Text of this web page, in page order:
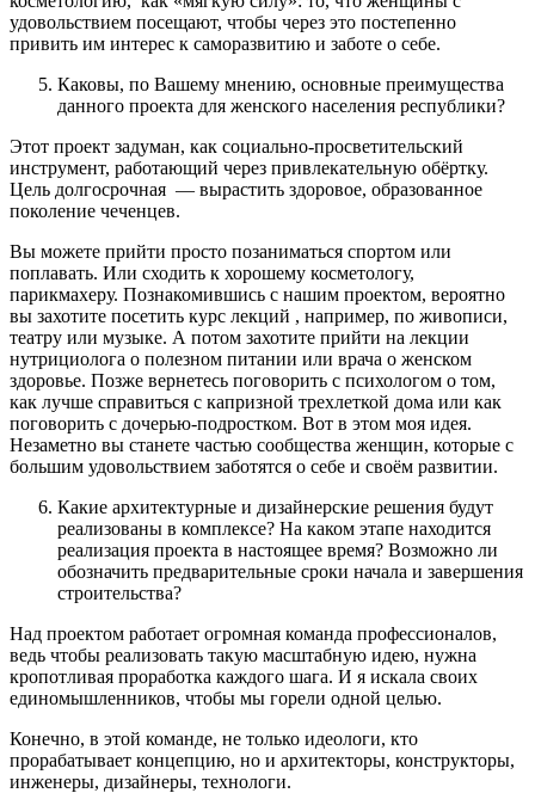
удовольствием посещают, чтобы через это постепенно
привить им интерес к саморазвитию и заботе о себе.
Каковы, по Вашему мнению, основные преимущества
данного проекта для женского населения республики?
Этот проект задуман, как социально-просветительский
инструмент, работающий через привлекательную обёртку.
Цель долгосрочная — вырастить здоровое, образованное
поколение чеченцев.
Вы можете прийти просто позаниматься спортом или
поплавать. Или сходить к хорошему косметологу,
парикмахеру. Познакомившись с нашим проектом, вероятно
вы захотите посетить курс лекций , например, по живописи,
театру или музыке. А потом захотите прийти на лекции
нутрициолога о полезном питании или врача о женском
здоровье. Позже вернетесь поговорить с психологом о том,
как лучше справиться с капризной трехлеткой дома или как
поговорить с дочерью-подростком. Вот в этом моя идея.
Незаметно вы станете частью сообщества женщин, которые с
большим удовольствием заботятся о себе и своём развитии.
Какие архитектурные и дизайнерские решения будут
реализованы в комплексе? На каком этапе находится
реализация проекта в настоящее время? Возможно ли
обозначить предварительные сроки начала и завершения
строительства?
Над проектом работает огромная команда профессионалов,
ведь чтобы реализовать такую масштабную идею, нужна
кропотливая проработка каждого шага. И я искала своих
единомышленников, чтобы мы горели одной целью.
Конечно, в этой команде, не только идеологи, кто
прорабатывает концепцию, но и архитекторы, конструкторы,
инженеры, дизайнеры, технологи.